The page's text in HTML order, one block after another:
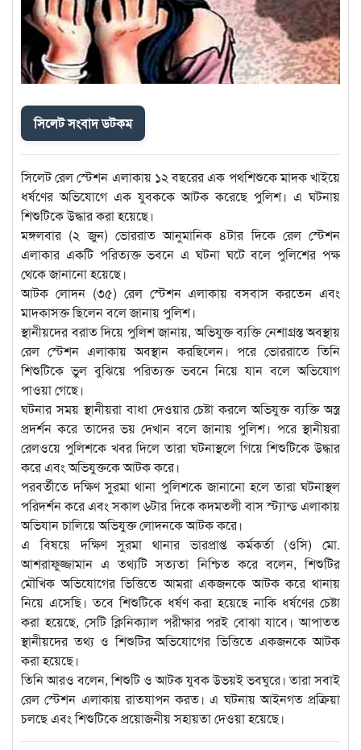
সিলেট সংবাদ ডটকম
সিলেট রেল স্টেশন এলাকায় ১২ বছরের এক পথশিশুকে মাদক খাইয়ে
ধর্ষণের অভিযোগে এক যুবককে আটক করেছে পুলিশ। এ ঘটনায়
শিশুটিকে উদ্ধার করা হয়েছে।
মঙ্গলবার (২ জুন) ভোররাত আনুমানিক ৪টার দিকে রেল স্টেশন
এলাকার একটি পরিত্যক্ত ভবনে এ ঘটনা ঘটে বলে পুলিশের পক্ষ
থেকে জানানো হয়েছে।
আটক লোদন (৩৫) রেল স্টেশন এলাকায় বসবাস করতেন এবং
মাদকাসক্ত ছিলেন বলে জানায় পুলিশ।
স্থানীয়দের বরাত দিয়ে পুলিশ জানায়, অভিযুক্ত ব্যক্তি নেশাগ্রস্ত অবস্থায়
রেল স্টেশন এলাকায় অবস্থান করছিলেন। পরে ভোররাতে তিনি
শিশুটিকে ভুল বুঝিয়ে পরিত্যক্ত ভবনে নিয়ে যান বলে অভিযোগ
পাওয়া গেছে।
ঘটনার সময় স্থানীয়রা বাধা দেওয়ার চেষ্টা করলে অভিযুক্ত ব্যক্তি অস্ত্র
প্রদর্শন করে তাদের ভয় দেখান বলে জানায় পুলিশ। পরে স্থানীয়রা
রেলওয়ে পুলিশকে খবর দিলে তারা ঘটনাস্থলে গিয়ে শিশুটিকে উদ্ধার
করে এবং অভিযুক্তকে আটক করে।
পরবর্তীতে দক্ষিণ সুরমা থানা পুলিশকে জানানো হলে তারা ঘটনাস্থল
পরিদর্শন করে এবং সকাল ৬টার দিকে কদমতলী বাস স্ট্যান্ড এলাকায়
অভিযান চালিয়ে অভিযুক্ত লোদনকে আটক করে।
এ বিষয়ে দক্ষিণ সুরমা থানার ভারপ্রাপ্ত কর্মকর্তা (ওসি) মো.
আশরাফুজ্জামান এ তথ্যটি সত্যতা নিশ্চিত করে বলেন, শিশুটির
মৌখিক অভিযোগের ভিত্তিতে আমরা একজনকে আটক করে থানায়
নিয়ে এসেছি। তবে শিশুটিকে ধর্ষণ করা হয়েছে নাকি ধর্ষণের চেষ্টা
করা হয়েছে, সেটি ক্লিনিক্যাল পরীক্ষার পরই বোঝা যাবে। আপাতত
স্থানীয়দের তথ্য ও শিশুটির অভিযোগের ভিত্তিতে একজনকে আটক
করা হয়েছে।
তিনি আরও বলেন, শিশুটি ও আটক যুবক উভয়ই ভবঘুরে। তারা সবাই
রেল স্টেশন এলাকায় রাতযাপন করত। এ ঘটনায় আইনগত প্রক্রিয়া
চলছে এবং শিশুটিকে প্রয়োজনীয় সহায়তা দেওয়া হয়েছে।